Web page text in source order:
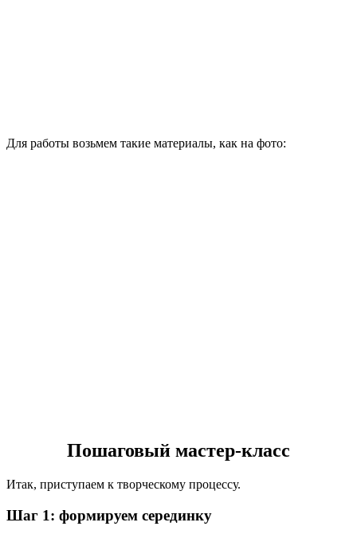
Для работы возьмем такие материалы, как на фото:
Пошаговый мастер-класс
Итак, приступаем к творческому процессу.
Шаг 1: формируем серединку